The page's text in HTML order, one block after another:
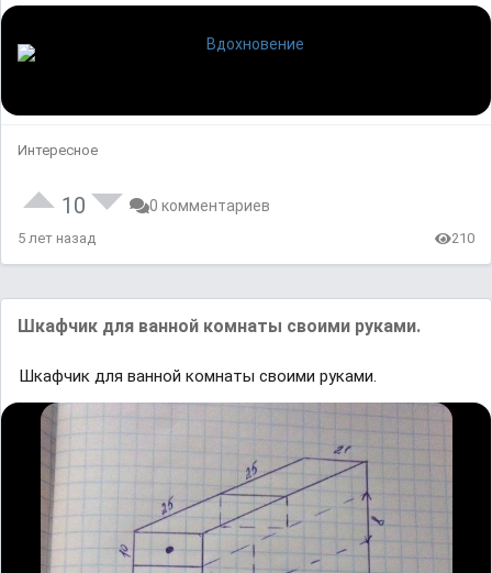
Интересное
10 0 комментариев
5 лет назад 210
Шкафчик для ванной комнаты своими руками.
Шкафчик для ванной комнаты своими руками.